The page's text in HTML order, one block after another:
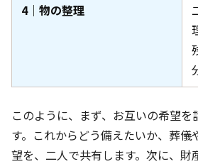
4｜物の整理
このように、まず、お互いの希望を
す。これからどう備えたいか、葬儀
望を、二人で共有します。次に、財